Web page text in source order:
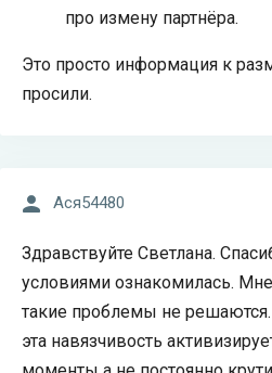
про измену партнёра.
Это просто информация к
просили.
Acя54480
Здравствуйте Светлана.
условиями ознакомилась. Мне
такие проблемы не
эта навязчивость